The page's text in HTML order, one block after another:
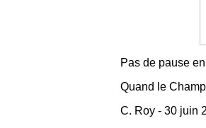
Pas de pause
Quand le
C. Roy - 30 juin